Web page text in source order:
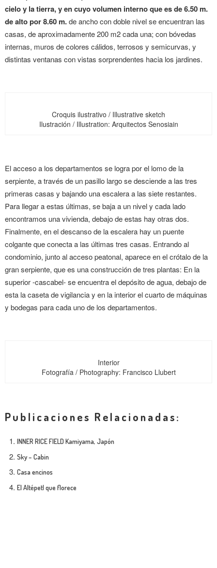
cielo y la tierra, y en cuyo volumen interno que es de 6.50 m.
de alto por 8.60 m.de ancho con doble nivel se encuentran las
casas, de aproximadamente 200 m2cada una; con bóvedas
internas, muros de colores cálidos, terrosos y semicurvas, y
distintas ventanas con vistas sorprendentes hacia los jardines.
Croquis ilustrativo / Illustrative sketch
Ilustración / Illustration: Arquitectos Senosiain
El acceso a los departamentos se logra por el lomo de la
serpiente, a través de un pasillo largo se desciende a las tres
primeras casas y bajando una escalera a las siete restantes.
Para llegar a estas últimas, se baja a un nivel y cada lado
encontramos una vivienda, debajo de estas hay otras dos.
Finalmente, en el descanso de la escalera hay un puente
colgante que conecta a las últimas tres casas. Entrando al
condominio, junto al acceso peatonal, aparece en el crótalo de la
gran serpiente, que es una construcción de tres plantas: En la
superior -cascabel- se encuentra el depósito de agua, debajo de
esta la caseta de vigilancia y en la interior el cuarto de máquinas
y bodegas para cada uno de los departamentos.
Interior
Fotografía / Photography: Francisco Llubert
Publicaciones Relacionadas:
INNER RICE FIELD Kamiyama, Japón
Sky – Cabin
Casa encinos
El Altépetl que florece